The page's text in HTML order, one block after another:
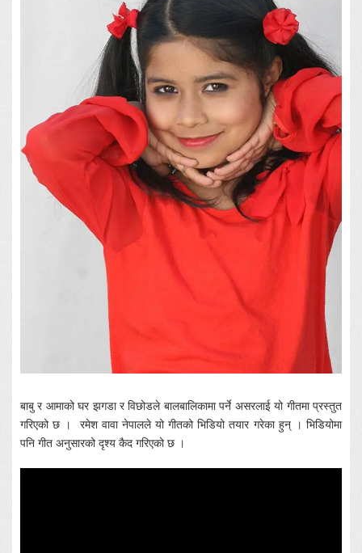
बाबु र आमाको घर झगडा र विछोडले बालबालिकामा पर्ने असरलाई यो गीतमा प्रस्तुत
गरिएको छ । रमेश वावा नेपालले यो गीतको भिडियो तयार गरेका हुन् । भिडियोमा
पनि गीत अनुसारको दृश्य कैद गरिएको छ ।